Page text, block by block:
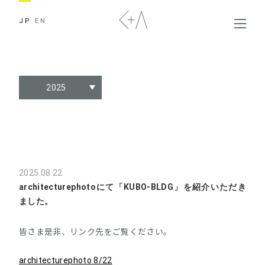
JP EN
2025
2025.08.22
architecturephotoにて「KUBO-BLDG」を紹介いただき
ました。
皆さま是非、リンク先をご覧ください。
architecturephoto 8/22